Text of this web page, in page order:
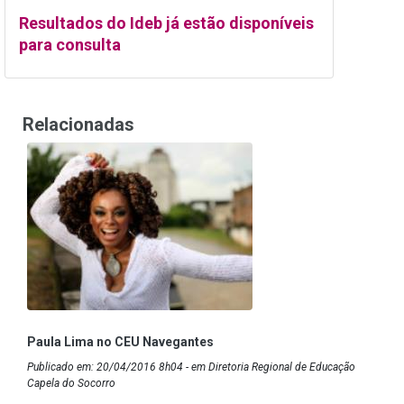
Resultados do Ideb já estão disponíveis
para consulta
Relacionadas
Paula Lima no CEU Navegantes
Publicado em: 20/04/2016 8h04 - em Diretoria Regional de Educação
Capela do Socorro